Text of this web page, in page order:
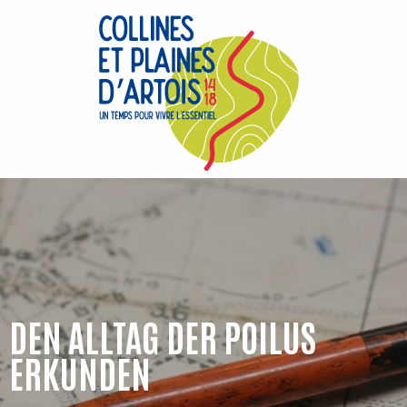
DEN ALLTAG DER POILUS
ERKUNDEN